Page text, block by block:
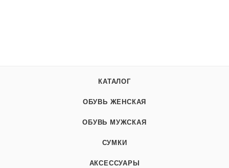
КАТАЛОГ
ОБУВЬ ЖЕНСКАЯ
ОБУВЬ МУЖСКАЯ
СУМКИ
АКСЕССУАРЫ